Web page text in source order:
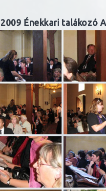
2009 Énekkari talákozó